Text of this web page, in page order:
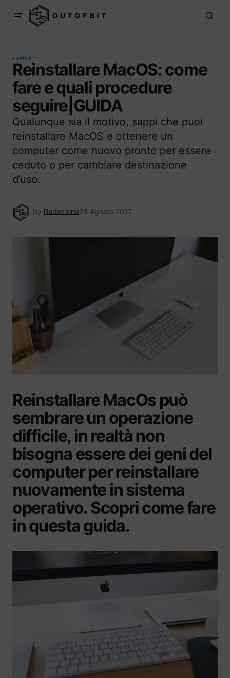
APPLE
Reinstallare MacOS: come
fare e quali procedure
seguire|GUIDA
Qualunque sia il motivo, sappi che puoi
reinstallare MacOS e ottenere un
computer come nuovo pronto per essere
ceduto o per cambiare destinazione
d’uso.
by Redazione24 Agosto 2017
Reinstallare MacOs può
sembrare un operazione
difficile, in realtà non
bisogna essere dei geni del
computer per reinstallare
nuovamente in sistema
operativo. Scopri come fare
in questa guida.